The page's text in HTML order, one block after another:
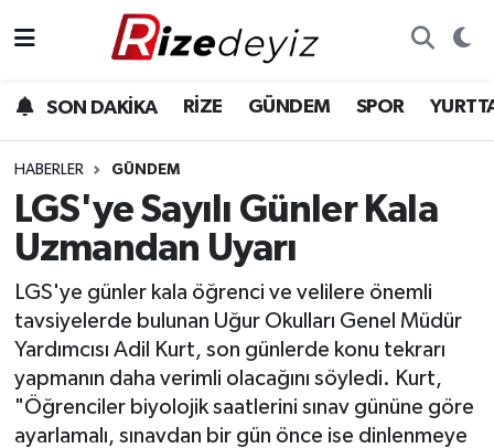
SON DAKİKA RİZE GÜNDEM SPOR
HABERLER GÜNDEM
LGS'ye Sayılı Günler Kala
Uzmandan Uyarı
LGS'ye günler kala öğrenci ve velilere önemli
tavsiyelerde bulunan Uğur Okulları Genel Müdür
Yardımcısı Adil Kurt, son günlerde konu tekrarı
yapmanın daha verimli olacağını söyledi. Kurt,
"Öğrenciler biyolojik saatlerini sınav gününe göre
ayarlamalı, sınavdan bir gün önce ise dinlenmeye
Gündem
Yurttan Haberler
Ekonomi
Teknoloji
Rize Hava Durumu
Rize Namaz Vakitleri
Rize Trafik Yoğunluk Haritası
Süper Lig Puan Durumu ve Fikstür
Son Dakika Haberleri